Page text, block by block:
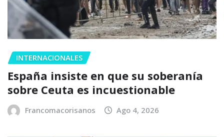
INTERNACIONALES
España insiste en que su soberanía
sobre Ceuta es incuestionable
Francomacorisanos Ago 4, 2026